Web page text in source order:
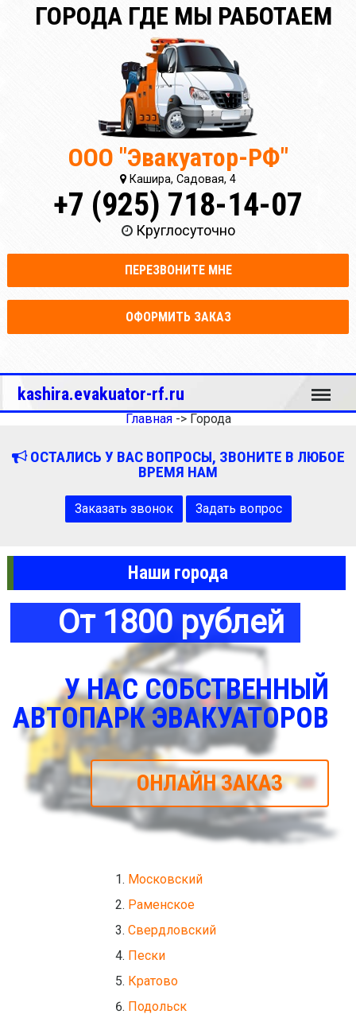
ГОРОДА ГДЕ МЫ РАБОТАЕМ
ООО "Эвакуатор-РФ"
Кашира, Садовая, 4
+7 (925) 718-14-07
Круглосуточно
ПЕРЕЗВОНИТЕ МНЕ
ОФОРМИТЬ ЗАКАЗ
kashira.evakuator-rf.ru Меню
Главная-> Города
ОСТАЛИСЬ У ВАС ВОПРОСЫ, ЗВОНИТЕ В ЛЮБОЕ
ВРЕМЯ НАМ
Заказать звонок Задать вопрос
Наши города
От 1800 рублей
У НАС СОБСТВЕННЫЙ
АВТОПАРК ЭВАКУАТОРОВ
ОНЛАЙН ЗАКАЗ
Московский
Раменское
Свердловский
Пески
Кратово
Подольск